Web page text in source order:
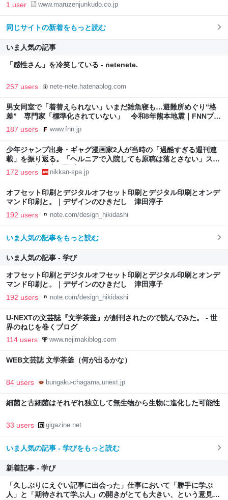
1 user www.maruzenjunkudo.co.jp
同じサイトの新着をもっと読む
いま人気の記事
「感性さん」を冷笑している - netenete.
257 users nete-nete.hatenablog.com
男女同室で「着替えられない」いまだ雑魚寝も…避難所めぐり“格
差” 専門家「標準化されていない」 令和8年熊本地震｜FNNプラ
イムオンライン
187 users www.fnn.jp
少年ジャンプ出身・ギャグ漫画家2人が当時の「過酷すぎる週刊連
載」を振り返る。「ヘルニアで入院しても原稿は落とさない」スト
イックな舞台裏 | 日刊SPA!
172 users nikkan-spa.jp
オフセット印刷とデジタルオフセット印刷とデジタル印刷とオンデ
マンド印刷と。｜デザインのひきだし 津田淳子
192 users note.com/design_hikidashi
いま人気の記事をもっと読む
いま人気の記事 - 学び
オフセット印刷とデジタルオフセット印刷とデジタル印刷とオンデ
マンド印刷と。｜デザインのひきだし 津田淳子
192 users note.com/design_hikidashi
U-NEXTの文芸誌『文学茶釜』が創刊されたので読んでみた。 - 世
界のねじを巻くブログ
114 users www.nejimakiblog.com
WEB文芸誌 文学茶釜（何が出るかな）
84 users bungaku-chagama.unext.jp
細菌と古細菌はそれぞれ独立して無生物から生物に進化した可能性
33 users gigazine.net
いま人気の記事 - 学びをもっと読む
新着記事 - 学び
「久しぶりにえぐい記事に出会った」仕事において「勝手に学ぶ
人」と「期待されて学ぶ人」の開きがとても大きい、という意見に